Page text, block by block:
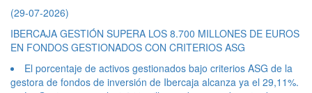
(29-07-2026)
IBERCAJA GESTIÓN SUPERA LOS 8.700 MILLONES DE EUROS
EN FONDOS GESTIONADOS CON CRITERIOS ASG
El porcentaje de activos gestionados bajo criterios ASG de la
gestora de fondos de inversión de Ibercaja alcanza ya el 29,11%.